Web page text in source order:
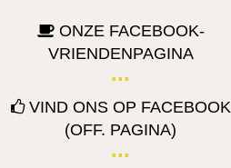
ONZE FACEBOOK-
VRIENDENPAGINA
VIND ONS OP FACEBOOK
(OFF. PAGINA)